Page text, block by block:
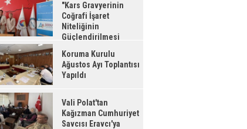
"Kars Gravyerinin
Coğrafi İşaret
Niteliğinin
Güçlendirilmesi
Koruma Kurulu
Ağustos Ayı Toplantısı
Yapıldı
Vali Polat'tan
Kağızman Cumhuriyet
Savcısı Eravcı'ya